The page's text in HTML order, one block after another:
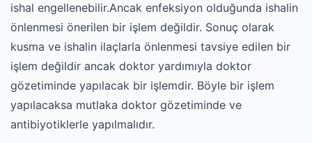
ishal engellenebilir.Ancak enfeksiyon olduğunda ishalin
önlenmesi önerilen bir işlem değildir. Sonuç olarak
kusma ve ishalin ilaçlarla önlenmesi tavsiye edilen bir
işlem değildir ancak doktor yardımıyla doktor
gözetiminde yapılacak bir işlemdir. Böyle bir işlem
yapılacaksa mutlaka doktor gözetiminde ve
antibiyotiklerle yapılmalıdır.